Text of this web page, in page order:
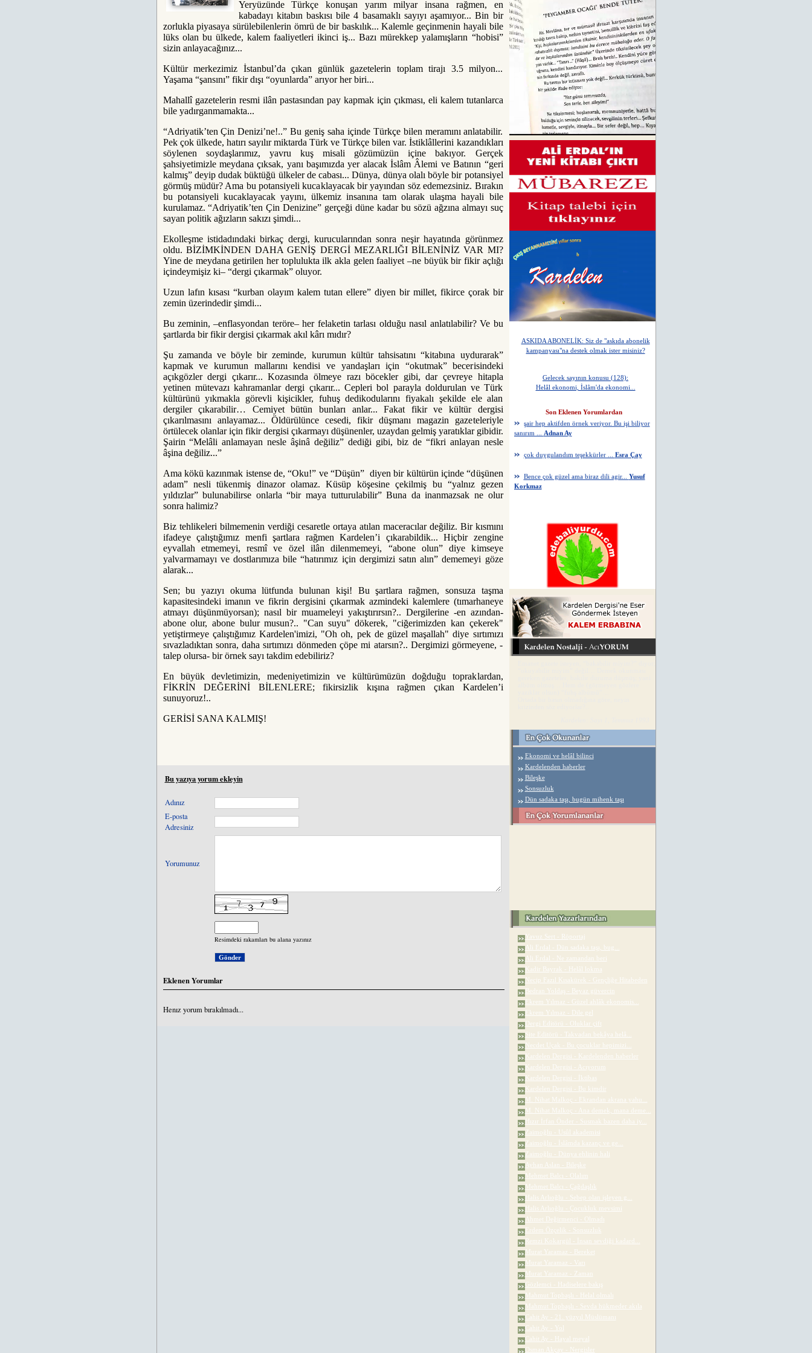
Yeryüzünde Türkçe konuşan yarım milyar insana rağmen, en
kabadayı kitabın baskısı bile 4 basamaklı sayıyı aşamıyor... Bin bir
zorlukla piyasaya sürülebilenlerin ömrü de bir baskılık... Kalemle geçinmenin hayali bile
lüks olan bu ülkede, kalem faaliyetleri ikinci iş... Bazı mürekkep yalamışların “hobisi”
sizin anlayacağınız...
Kültür merkezimiz İstanbul’da çıkan günlük gazetelerin toplam tirajı 3.5 milyon...
Yaşama “şansını” fikir dışı “oyunlarda” arıyor her biri...
Mahallî gazetelerin resmi ilân pastasından pay kapmak için çıkması, eli kalem tutanlarca
bile yadırganmamakta...
“Adriyatik’ten Çin Denizi’ne!..” Bu geniş saha içinde Türkçe bilen meramını anlatabilir.
Pek çok ülkede, hatırı sayılır miktarda Türk ve Türkçe bilen var. İstiklâllerini kazandıkları
söylenen soydaşlarımız, yavru kuş misali gözümüzün içine bakıyor. Gerçek
şahsiyetimizle meydana çıksak, yanı başımızda yer alacak İslâm Âlemi ve Batının “geri
kalmış” deyip dudak büktüğü ülkeler de cabası... Dünya, dünya olalı böyle bir potansiyel
görmüş müdür? Ama bu potansiyeli kucaklayacak bir yayından söz edemezsiniz. Bırakın
bu potansiyeli kucaklayacak yayını, ülkemiz insanına tam olarak ulaşma hayali bile
kurulamaz. “Adriyatik’ten Çin Denizine” gerçeği düne kadar bu sözü ağzına almayı suç
sayan politik ağızların sakızı şimdi...
Ekolleşme istidadındaki birkaç dergi, kurucularından sonra neşir hayatında görünmez
oldu. BİZİMKİNDEN DAHA GENİŞ DERGİ MEZARLIĞI BİLENİNİZ VAR MI?
Yine de meydana getirilen her toplulukta ilk akla gelen faaliyet –ne büyük bir fikir açlığı
içindeymişiz ki– “dergi çıkarmak” oluyor.
Uzun lafın kısası “kurban olayım kalem tutan ellere” diyen bir millet, fikirce çorak bir
zemin üzerindedir şimdi...
Bu zeminin, –enflasyondan teröre– her felaketin tarlası olduğu nasıl anlatılabilir? Ve bu
şartlarda bir fikir dergisi çıkarmak akıl kârı mıdır?
Şu zamanda ve böyle bir zeminde, kurumun kültür tahsisatını “kitabına uydurarak”
kapmak ve kurumun mallarını kendisi ve yandaşları için “okutmak” becerisindeki
açıkgözler dergi çıkarır... Kozasında ölmeye razı böcekler gibi, dar çevreye hitapla
yetinen mütevazı kahramanlar dergi çıkarır... Cepleri bol parayla doldurulan ve Türk
kültürünü yıkmakla görevli kişicikler, fuhuş dedikodularını fiyakalı şekilde ele alan
dergiler çıkarabilir… Cemiyet bütün bunları anlar... Fakat fikir ve kültür dergisi
çıkarılmasını anlayamaz... Öldürülünce cesedi, fikir düşmanı magazin gazeteleriyle
örtülecek olanlar için fikir dergisi çıkarmayı düşünenler, uzaydan gelmiş yaratıklar gibidir.
Şairin “Melâli anlamayan nesle âşinâ değiliz” dediği gibi, biz de “fikri anlayan nesle
âşina değiliz...”
Ama kökü kazınmak istense de, “Oku!” ve “Düşün” diyen bir kültürün içinde “düşünen
adam” nesli tükenmiş dinazor olamaz. Küsüp köşesine çekilmiş bu “yalnız gezen
yıldızlar” bulunabilirse onlarla “bir maya tutturulabilir” Buna da inanmazsak ne olur
sonra halimiz?
Biz tehlikeleri bilmemenin verdiği cesaretle ortaya atılan maceracılar değiliz. Bir kısmını
ifadeye çalıştığımız menfi şartlara rağmen Kardelen’i çıkarabildik... Hiçbir zengine
eyvallah etmemeyi, resmî ve özel ilân dilenmemeyi, “abone olun” diye kimseye
yalvarmamayı ve dostlarımıza bile “hatırımız için dergimizi satın alın” dememeyi göze
alarak...
Sen; bu yazıyı okuma lütfunda bulunan kişi! Bu şartlara rağmen, sonsuza taşma
kapasitesindeki imanın ve fikrin dergisini çıkarmak azmindeki kalemlere (tımarhaneye
atmayı düşünmüyorsan); nasıl bir muameleyi yakıştırırsın?.. Dergilerine -en azından-
abone olur, abone bulur musun?.. "Can suyu" dökerek, "ciğerimizden kan çekerek"
yetiştirmeye çalıştığımız Kardelen'imizi, "Oh oh, pek de güzel maşallah" diye sırtımızı
sıvazladıktan sonra, daha sırtımızı dönmeden çöpe mi atarsın?.. Dergimizi görmeyene, -
talep olursa- bir örnek sayı takdim edebiliriz?
En büyük devletimizin, medeniyetimizin ve kültürümüzün doğduğu topraklardan,
FİKRİN DEĞERİNİ BİLENLERE; fikirsizlik kışına rağmen çıkan Kardelen’i
sunuyoruz!..
GERİSİ SANA KALMIŞ!
Bu yazıya yorum ekleyin
Adınız
E-posta
Adresiniz
Yorumunuz
Resimdeki rakamları bu alana yazınız
Eklenen Yorumlar
Henız yorum bırakılmadı...
ASKIDA ABONELİK: Siz de "askıda abonelik
kampanyası"na destek olmak ister misiniz?
Gelecek sayının konusu (128):
Helâl ekonomi, İslâm'da ekonomi...
Son Eklenen Yorumlardan
Senirkent facìasi ile ne alaka... EB
sanırım ...Adnan Ay
Korkmaz
Ekonomi ve helâl bilinci
Kardelenden haberler
Bileşke
Sonsuzluk
Dün sadaka taşı, bugün mihenk taşı
Yavuz Sert - Röportaj
Ali Erdal - Dün sadaka taşı, bug...
Ali Erdal - Ne zamandan beri
Kadir Bayrak - Helâl lokma
Necip Fazıl Kısakürek - Gençliğe Hitabeden
Bedran Yoldaş - Beyaz güvercin
Ekrem Yılmaz - Güzel ahlâk ekonomis...
Ekrem Yılmaz - Dile gel
Dergi Editörü - Oluklar çift
Site Editörü - Takvadan bekâya helâ...
Necdet Uçak - Bu çocuklar hepimizi...
Kardelen Dergisi - Kardelenden haberler
Kardelen Dergisi - Acıyorum
Kardelen Dergisi - İktibas
Kardelen Dergisi - Bu kimdir
M. Nihat Malkoç - Ekrandan akrana yahu...
M. Nihat Malkoç - Ana demek, mana deme...
Hızır İrfan Önder - Susmak bazen daha iy...
Zaimoğlu - Usûl akademisi
Zaimoğlu - İslâmda kazanç ve ge...
Zaimoğlu - Dünya ehlinin hali
Ayhan Aslan - Bileşke
Mehmet Balcı - Olalım
Mehmet Balcı - Çağdaşlık
Halis Arlıoğlu - Sebep olan işleyen g...
Halis Arlıoğlu - Çocukluk mevsimi
Ahmet Değirmenci - Olmadı
Erdem Özçelik - Sonsuzluk
Remzi Kokargül - İnsan sevdiği kadard...
Murat Yaramaz - Bereket
Murat Yaramaz - Varı
Murat Yaramaz - Zaman
Gözlemci - Hadiselere bakış
Mahmut Topbaşlı - Helal olmalı
Mahmut Topbaşlı - Sevda hükmeder akıla
Cahit Ay - 21. yüzyıl Müslümanı
Cahit Ay - Yol
Cahit Ay - Hayal meyal
Osman Akçay - Nergisler